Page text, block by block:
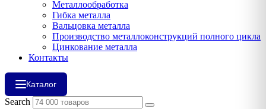
Металлообработка
Гибка металла
Вальцовка металла
Производство металлоконструкций полного цикла
Цинкование металла
Контакты
Каталог
Search